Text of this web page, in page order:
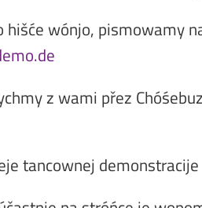
hišće wónjo, pismowamy
z wami přez
tancownej demonstracije